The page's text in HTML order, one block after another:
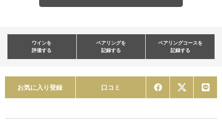
ワインを
評価する
ペアリングを
記録する
ペアリングコースを
記録する
お気に入り登録 口コミ